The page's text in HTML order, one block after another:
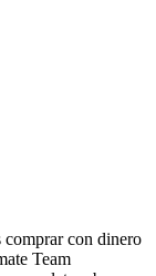
comprar con dinero
Team